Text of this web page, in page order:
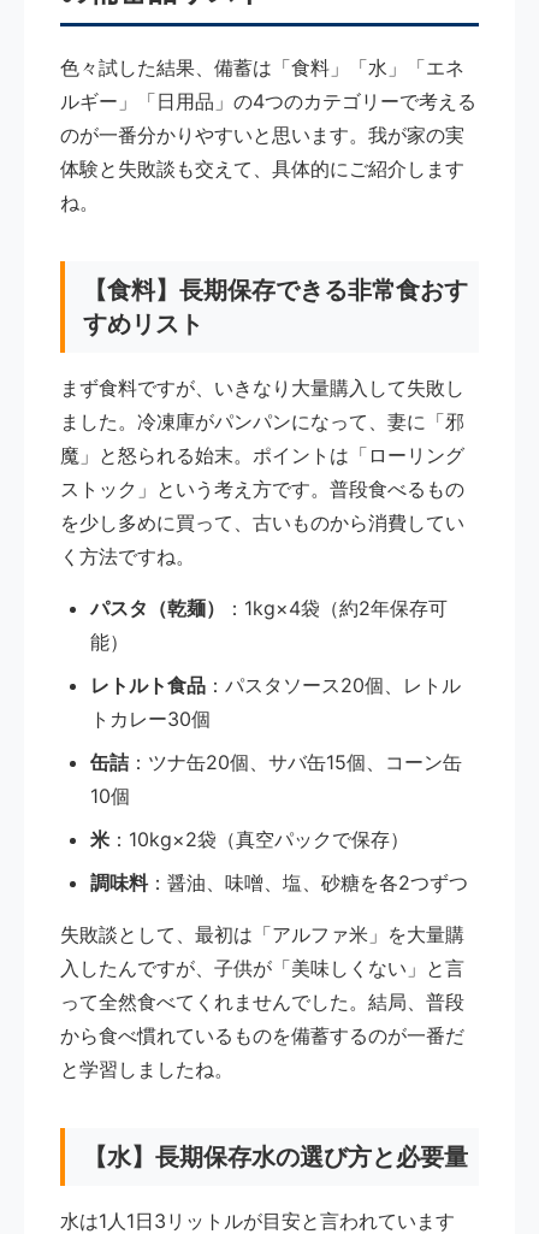
色々試した結果、備蓄は「食料」「水」「エネ
ルギー」「日用品」の4つのカテゴリーで考える
のが一番分かりやすいと思います。我が家の実
体験と失敗談も交えて、具体的にご紹介します
ね。
【食料】長期保存できる非常食おす
すめリスト
まず食料ですが、いきなり大量購入して失敗し
ました。冷凍庫がパンパンになって、妻に「邪
魔」と怒られる始末。ポイントは「ローリング
ストック」という考え方です。普段食べるもの
を少し多めに買って、古いものから消費してい
く方法ですね。
パスタ（乾麺）
：1kg×4袋（約2年保存可
能）
レトルト食品 ：パスタソース20個、レトル
トカレー30個
缶詰 ：ツナ缶20個、サバ缶15個、コーン缶
10個
米 ：10kg×2袋（真空パックで保存）
調味料：醤油、味噌、塩、砂糖を各2つずつ
失敗談として、最初は「アルファ米」を大量購
入したんですが、子供が「美味しくない」と言
って全然食べてくれませんでした。結局、普段
から食べ慣れているものを備蓄するのが一番だ
と学習しましたね。
【水】長期保存水の選び方と必要量
水は1人1日3リットルが目安と言われています